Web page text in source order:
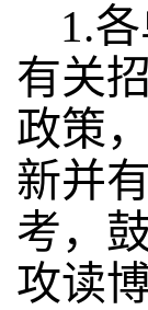
1.
有关
政策
新并
考，
攻读